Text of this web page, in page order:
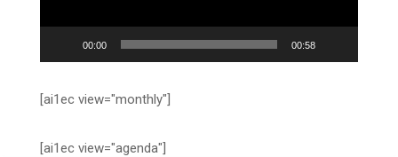
00:00 00:58
[ai1ec view="monthly"]
[ai1ec view="agenda"]